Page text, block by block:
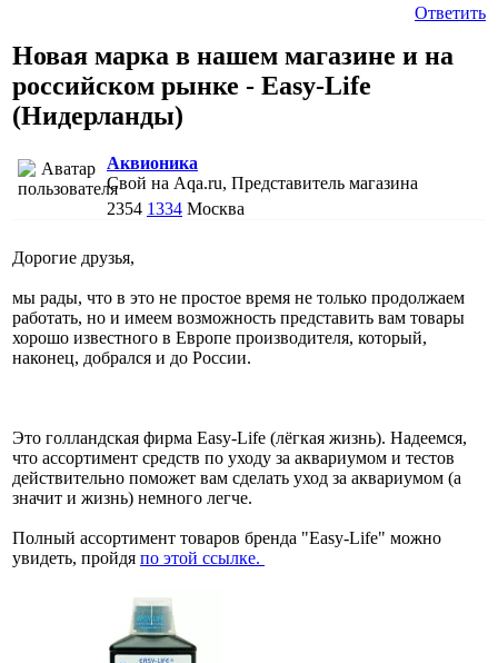
Ответить
Новая марка в нашем магазине и на
российском рынке - Easy-Life
(Нидерланды)
Аквионика
Свой на Aqa.ru, Представитель магазина
2354 1334 Москва
Дорогие друзья,
мы рады, что в это не простое время не только продолжаем
работать, но и имеем возможность представить вам товары
хорошо известного в Европе производителя, который,
наконец, добрался и до России.
Это голландская фирма Easy-Life (лёгкая жизнь). Надеемся,
что ассортимент средств по уходу за аквариумом и тестов
действительно поможет вам сделать уход за аквариумом (а
значит и жизнь) немного легче.
Полный ассортимент товаров бренда "Easy-Life" можно
увидеть, пройдя по этой ссылке.